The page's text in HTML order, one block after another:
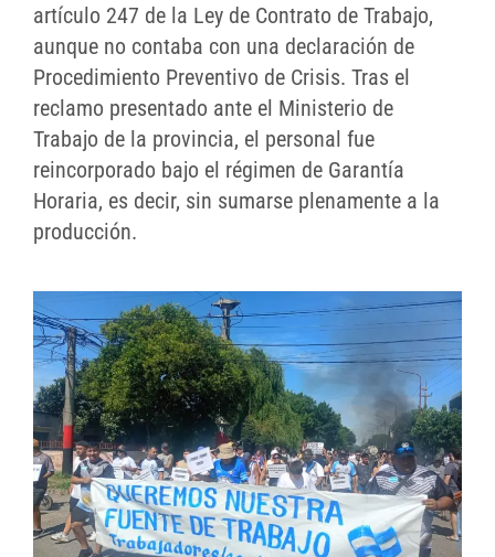
artículo 247 de la Ley de Contrato de Trabajo,
aunque no contaba con una declaración de
Procedimiento Preventivo de Crisis. Tras el
reclamo presentado ante el Ministerio de
Trabajo de la provincia, el personal fue
reincorporado bajo el régimen de Garantía
Horaria, es decir, sin sumarse plenamente a la
producción.